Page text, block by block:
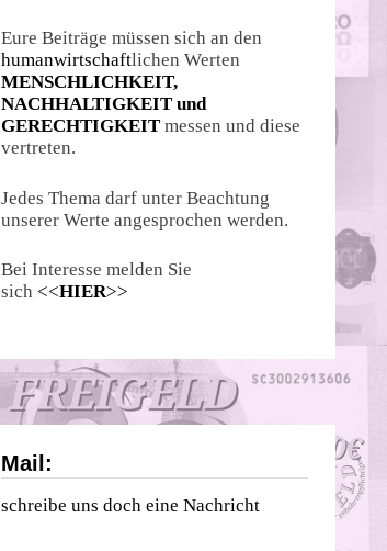
Eure Beiträge müssen sich an den
humanwirtschaftlichen Werten
MENSCHLICHKEIT,
NACHHALTIGKEIT und
GERECHTIGKEIT messen und diese
vertreten.
Jedes Thema darf unter Beachtung
unserer Werte angesprochen werden.
Bei Interesse melden Sie
sich <<HIER>>
Mail:
schreibe uns doch eine Nachricht